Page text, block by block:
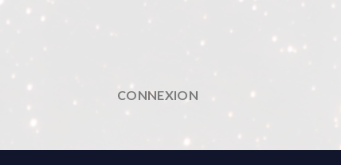
CONNEXION